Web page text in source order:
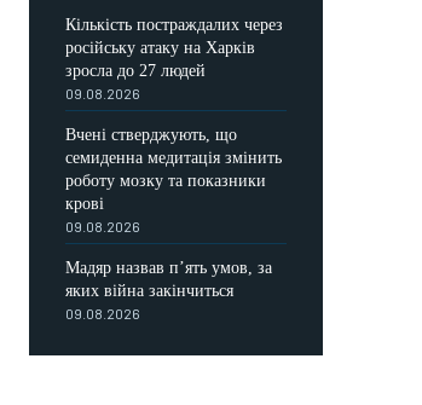
Кількість постраждалих через
російську атаку на Харків
зросла до 27 людей
09.08.2026
Вчені стверджують, що
семиденна медитація змінить
роботу мозку та показники
крові
09.08.2026
Мадяр назвав п’ять умов, за
яких війна закінчиться
09.08.2026